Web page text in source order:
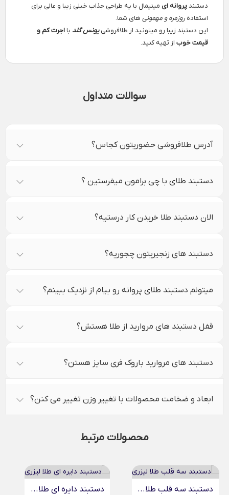
دستبند پروانه ای مینیمال با یه طراحی جذاب خیلی زیبا و عالی برای
استفادهروزمره و مهمونی های شما.
این دستبند زیبا رو میتونید از طلافروشییونس گلد با اجرت کم و
قیمت خوب از تهیه کنید.
سوالات متداول
آدرس طلافروشی حضوریتون کجاس؟
دستبند طلای با چی برامون میفرستین ؟
الان دستبند طلا خریدن کار درستیه؟
دستبند های زنجیریتون چجوریه؟
میتونم دستبند طلای پروانه رو بیام از نزدیک ببینم؟
قفل دستبند های مروارید از طلا هستش؟
دستبند های مروارید باروک فری سایز هستن؟
ابعاد و ضخامت محصولات با تغییر وزن تغییر می کنن؟
محصولات مرتبط
دستبند سه قلب طلا... دستبند دایره ای طلا...